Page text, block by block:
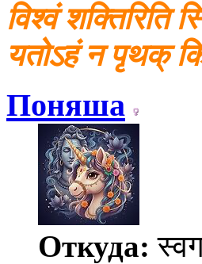
विश्वं शक्तिरिति
यतोऽहं न पृथक्
Поняша
Откуда: